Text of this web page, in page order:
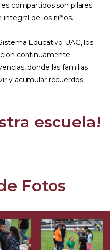
compartidos son pilares
de los niños.
Educativo UAG, los
continuamente
donde las familias
y acumular recuerdos
escuela!
Fotos